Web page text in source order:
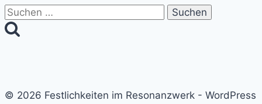
Suchen
nach:
© 2026 Festlichkeiten im Resonanzwerk - WordPress